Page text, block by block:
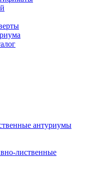
антуриумы
лиственные